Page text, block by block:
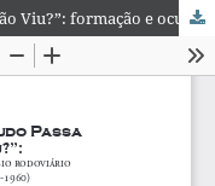
“Avenida Brasil – Tudo Passa Quem Não Viu?”: formação e ocupação do subúrbio rodoviário no Rio de Janeiro (1930-1960)